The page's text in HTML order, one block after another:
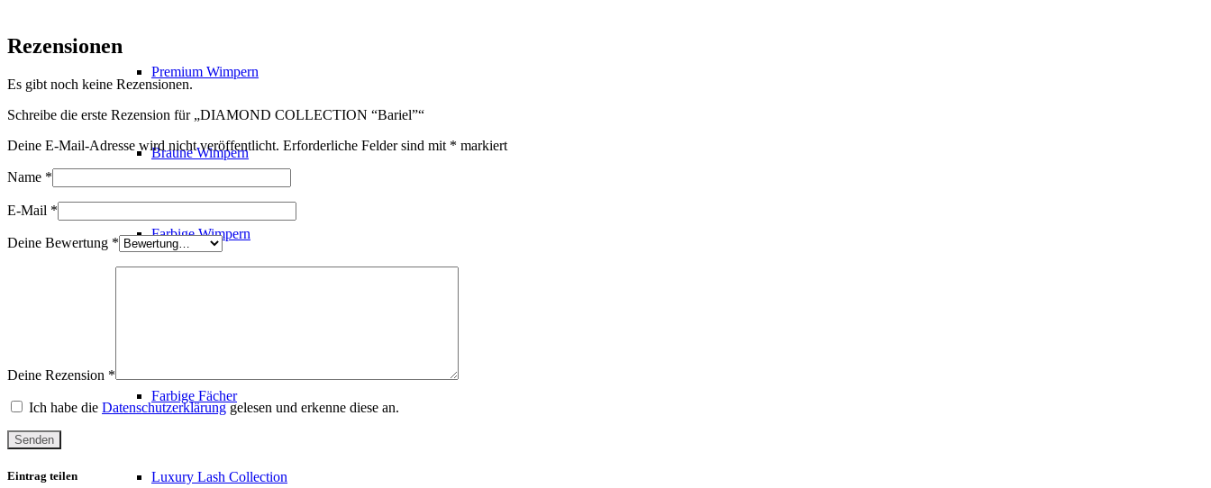
Premium Wimpern
Braune Wimpern
Farbige Wimpern
Farbige Fächer
Luxury Lash Collection
Rezensionen
Es gibt noch keine Rezensionen.
Schreibe die erste Rezension für „DIAMOND COLLECTION “Bariel”“
Deine E-Mail-Adresse wird nicht veröffentlicht. Erforderliche Felder sind mit * markiert
Name *
E-Mail *
Deine Bewertung *
Deine Rezension *
Ich habe die Datenschutzerklärunggelesen und erkenne diese an.
Eintrag teilen